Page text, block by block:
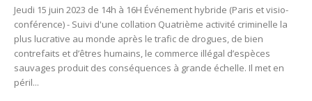
Jeudi 15 juin 2023 de 14h à 16H Événement hybride (Paris et visio-
conférence) - Suivi d'une collation Quatrième activité criminelle la
plus lucrative au monde après le trafic de drogues, de bien
contrefaits et d’êtres humains, le commerce illégal d’espèces
sauvages produit des conséquences à grande échelle. Il met en
péril...